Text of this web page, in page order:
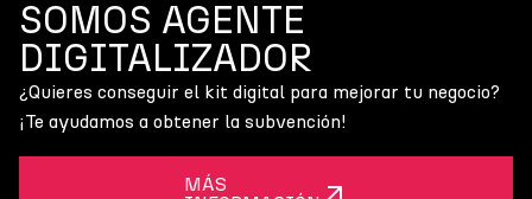
SOMOS AGENTE
DIGITALIZADOR
¿Quieres conseguir el kit digital para mejorar tu negocio?
¡Te ayudamos a obtener la subvención!
MÁS